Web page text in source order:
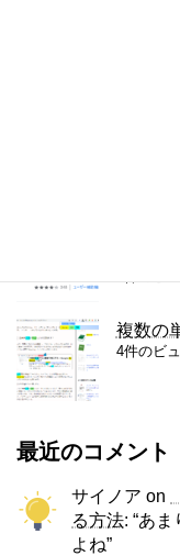
複数の
4件のビ
最近のコメント
サイノア on
る方法: “あま
よね”